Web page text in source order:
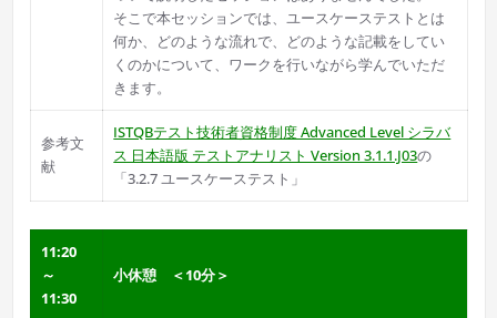
そこで本セッションでは、ユースケーステストとは
何か、どのような流れで、どのような記載をしてい
くのかについて、ワークを行いながら学んでいただ
きます。
参考文
献
ISTQBテスト技術者資格制度 Advanced Level シラバ
ス 日本語版 テストアナリスト Version 3.1.1.J03の
「3.2.7 ユースケーステスト」
11:20
～
11:30
小休憩 ＜10分＞